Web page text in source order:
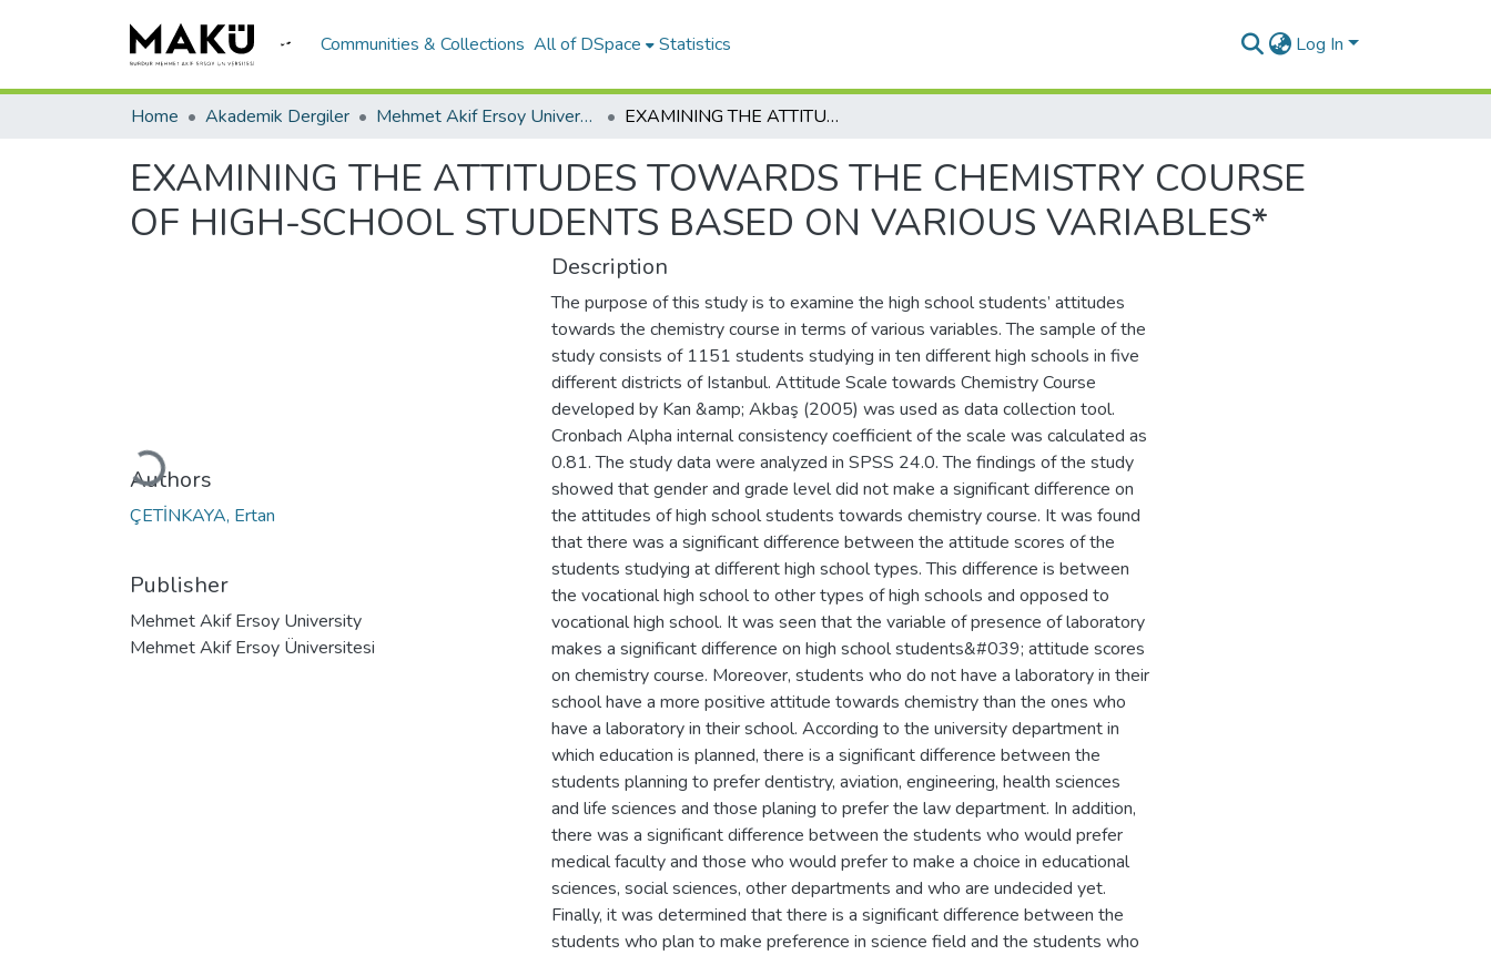
Communities & Collections All of DSpace Statistics Log In
Home Akademik Dergiler Mehmet Akif Ersoy University Journal of Education Faculty EXAMINING THE ATTITUDES TOWARDS THE CHEMISTRY COURSE OF HIGH-SCHOOL STUDENTS BASED ON VARIOUS VARIABLES*
EXAMINING THE ATTITUDES TOWARDS THE CHEMISTRY COURSE
OF HIGH-SCHOOL STUDENTS BASED ON VARIOUS VARIABLES*
Loading...
Authors
ÇETİNKAYA, Ertan
Publisher
Mehmet Akif Ersoy University
Mehmet Akif Ersoy Üniversitesi
Description
The purpose of this study is to examine the high school students’ attitudes
towards the chemistry course in terms of various variables. The sample of the
study consists of 1151 students studying in ten different high schools in five
different districts of Istanbul. Attitude Scale towards Chemistry Course
developed by Kan &amp; Akbaş (2005) was used as data collection tool.
Cronbach Alpha internal consistency coefficient of the scale was calculated as
0.81. The study data were analyzed in SPSS 24.0. The findings of the study
showed that gender and grade level did not make a significant difference on
the attitudes of high school students towards chemistry course. It was found
that there was a significant difference between the attitude scores of the
students studying at different high school types. This difference is between
the vocational high school to other types of high schools and opposed to
vocational high school. It was seen that the variable of presence of laboratory
makes a significant difference on high school students&#039; attitude scores
on chemistry course. Moreover, students who do not have a laboratory in their
school have a more positive attitude towards chemistry than the ones who
have a laboratory in their school. According to the university department in
which education is planned, there is a significant difference between the
students planning to prefer dentistry, aviation, engineering, health sciences
and life sciences and those planing to prefer the law department. In addition,
there was a significant difference between the students who would prefer
medical faculty and those who would prefer to make a choice in educational
sciences, social sciences, other departments and who are undecided yet.
Finally, it was determined that there is a significant difference between the
students who plan to make preference in science field and the students who